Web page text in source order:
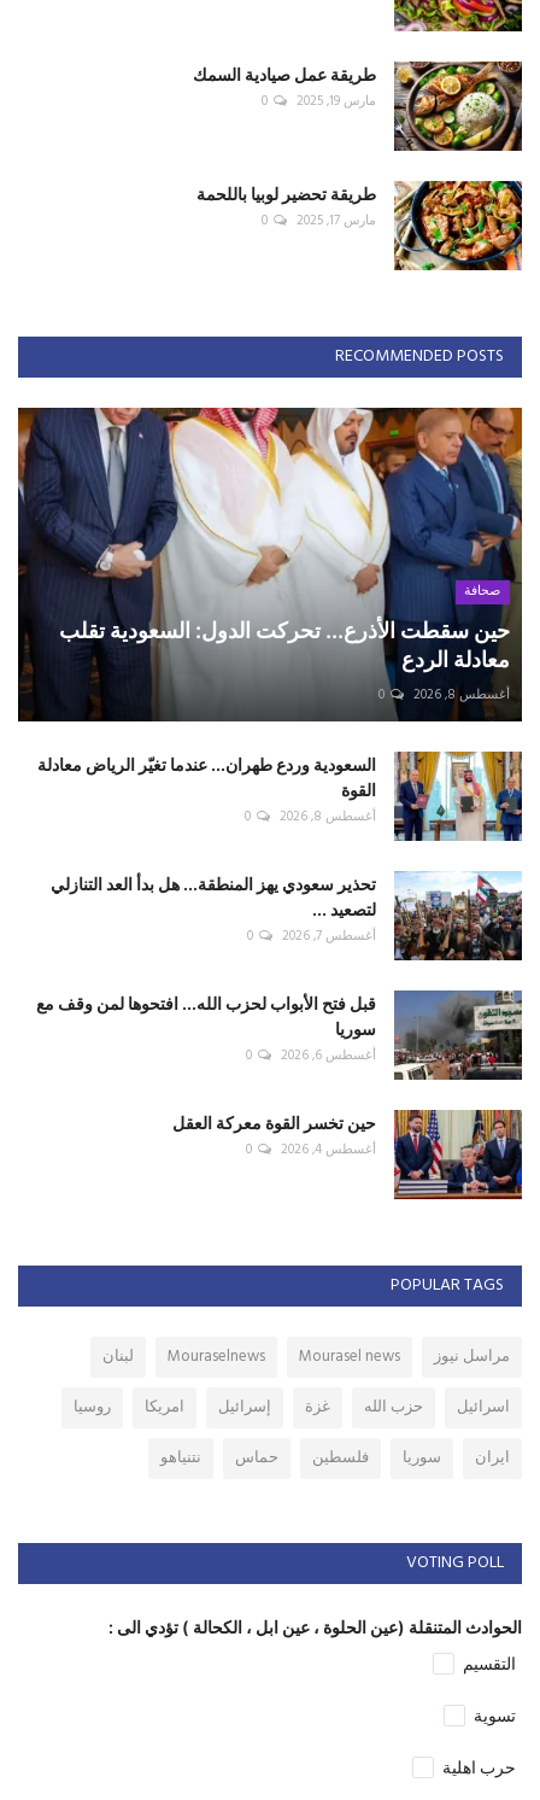
طريقة عمل صيادية السمك
مارس 19, 2025 0
طريقة تحضير لوبيا باللحمة
مارس 17, 2025 0
RECOMMENDED POSTS
صحافة
حين سقطت الأذرع... تحركت الدول: السعودية تقلب
معادلة الردع
أغسطس 8, 2026 0
السعودية وردع طهران... عندما تغيّر الرياض معادلة
القوة
أغسطس 8, 2026 0
تحذير سعودي يهز المنطقة... هل بدأ العد التنازلي
لتصعيد ...
أغسطس 7, 2026 0
قبل فتح الأبواب لحزب الله... افتحوها لمن وقف مع
سوريا
أغسطس 6, 2026 0
حين تخسر القوة معركة العقل
أغسطس 4, 2026 0
POPULAR TAGS
مراسل نيوز Mourasel news
Mouraselnews
لبنان
اسرائيل
حزب الله غزة إسرائيل امريكا
روسيا
ايران
سوريا فلسطين حماس نتنياهو
VOTING POLL
الحوادث المتنقلة (عين الحلوة ، عين ابل ، الكحالة ) تؤدي الى :
التقسيم
تسوية
حرب اهلية